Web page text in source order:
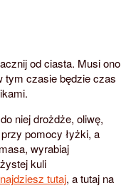
od ciasta. Musi ono
tym czasie będzie czas
niej drożdże, oliwę,
pomocy łyżki, a
wyrabiaj
kuli
tutaj, a tutaj na